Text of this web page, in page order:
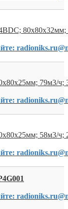
79м3/ч;
58м3/ч;